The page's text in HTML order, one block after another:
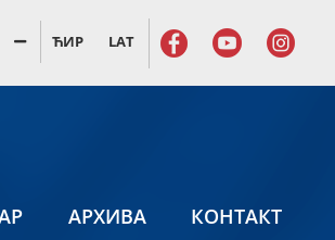
ЋИР LAT
АРХИВА КОНТАКТ